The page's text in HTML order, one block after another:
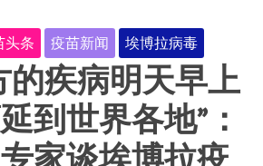
乎
可
抗
所
有
呼
头条 疫苗新闻 埃博拉病毒
的疾病明天早上
到世界各地”：